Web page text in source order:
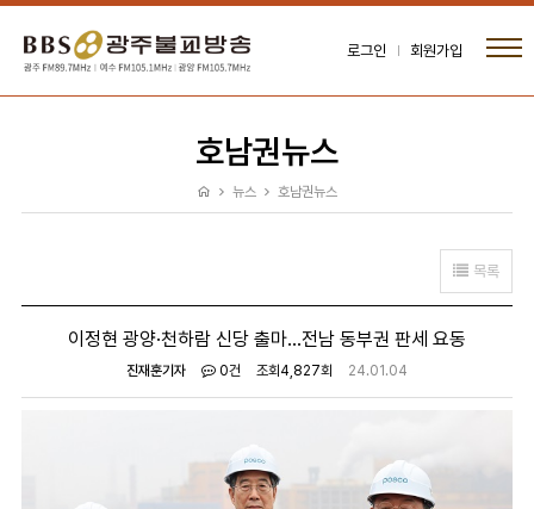
로그인 회원가입
호남권뉴스
뉴스 호남권뉴스
목록
이정현 광양·천하람 신당 출마…전남 동부권 판세 요동
진재훈기자 0건 조회4,827회 24.01.04